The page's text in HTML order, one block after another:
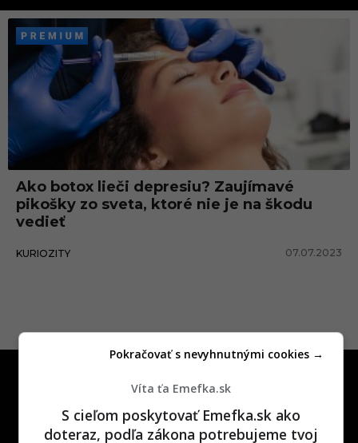
d
c
p
c
Ako botox lieči depresiu? Zaujímavé
pikošky zo sveta, ktoré nie je na škodu
vedieť
KURIOZITY 07.07.2023
Víta ťa Emefka.sk
S cieľom poskytovať Emefka.sk ako
doteraz, podľa zákona potrebujeme tvoj
Pokračovať s nevyhnutnými cookies →